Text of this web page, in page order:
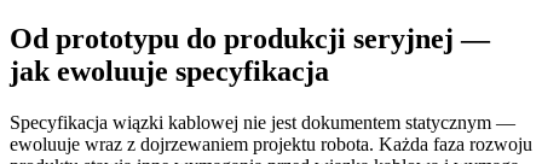
Od prototypu do produkcji seryjnej —
jak ewoluuje specyfikacja
Specyfikacja wiązki kablowej nie jest dokumentem statycznym —
ewoluuje wraz z dojrzewaniem projektu robota. Każda faza rozwoju